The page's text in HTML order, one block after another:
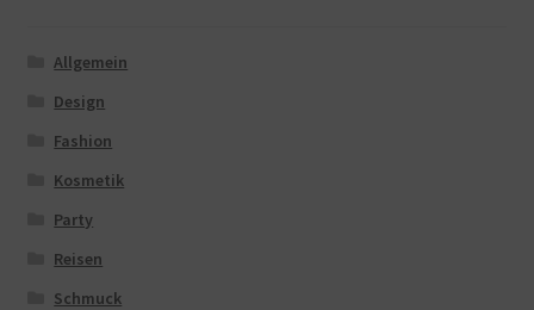
Allgemein
Design
Fashion
Kosmetik
Party
Reisen
Schmuck